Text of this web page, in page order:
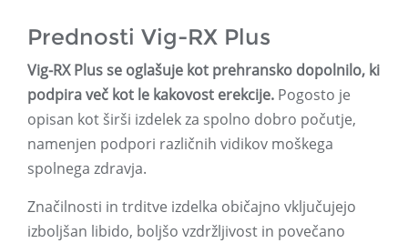
Prednosti Vig-RX Plus
Vig-RX Plus se oglašuje kot prehransko dopolnilo, ki
podpira več kot le kakovost erekcije. Pogosto je
opisan kot širši izdelek za spolno dobro počutje,
namenjen podpori različnih vidikov moškega
spolnega zdravja.
Značilnosti in trditve izdelka običajno vključujejo
izboljšan libido, boljšo vzdržljivost in povečano